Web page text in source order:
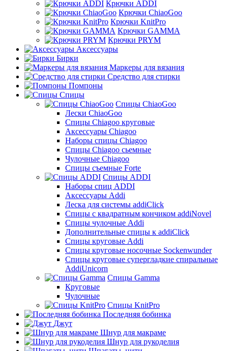
Крючки ADDI
Крючки ChiaoGoo
Крючки KnitPro
Крючки GAMMA
Крючки PRYM
Аксессуары
Бирки
Маркеры для вязания
Средство для стирки
Помпоны
Спицы
Спицы ChiaoGoo
Лески ChiaoGoo
Cпицы Сhiagoo круговые
Аксессуары Chiagoo
Наборы спицы Chiagoo
Спицы Chiagoo сьемные
Чулочные Chiagoo
Спицы съемные Forte
Спицы ADDI
Наборы спиц ADDI
Аксессуары Addi
Леска для системы addiClick
Спицы с квадратным кончиком addiNovel
Спицы чулочные Addi
Дополнительные спицы к addiClick
Спицы круговые Addi
Спицы круговые носочные Sockenwunder
Спицы круговые супергладкие спиральные
AddiUnicorn
Спицы Gamma
Круговые
Чулочные
Спицы KnitPro
Последняя бобинка
Джут
Шнур для макраме
Шнур для рукоделия